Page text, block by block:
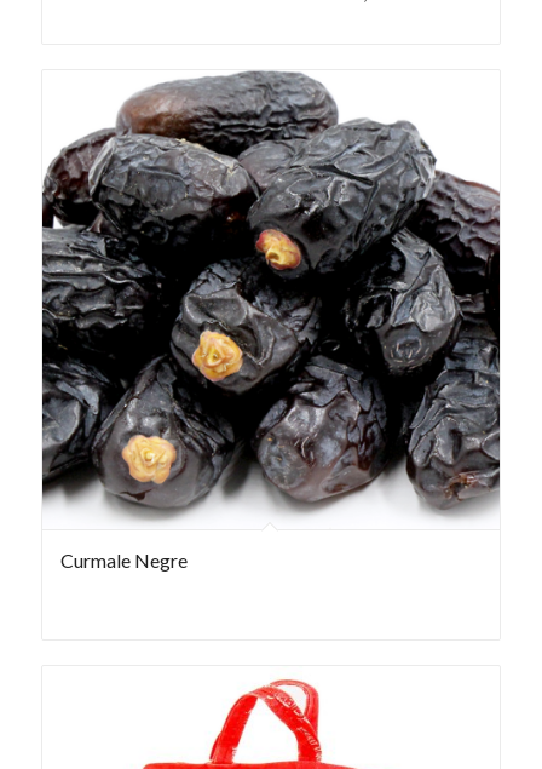
Curmale Negre